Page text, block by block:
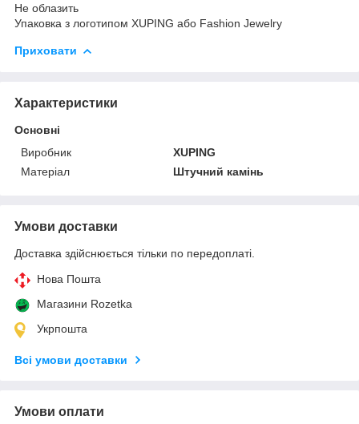
Не облазить
Упаковка з логотипом XUPING або Fashion Jewelry
Приховати
Характеристики
Основні
Виробник
XUPING
Матеріал
Штучний камінь
Умови доставки
Доставка здійснюється тільки по передоплаті.
Нова Пошта
Магазини Rozetka
Укрпошта
Всі умови доставки
Умови оплати